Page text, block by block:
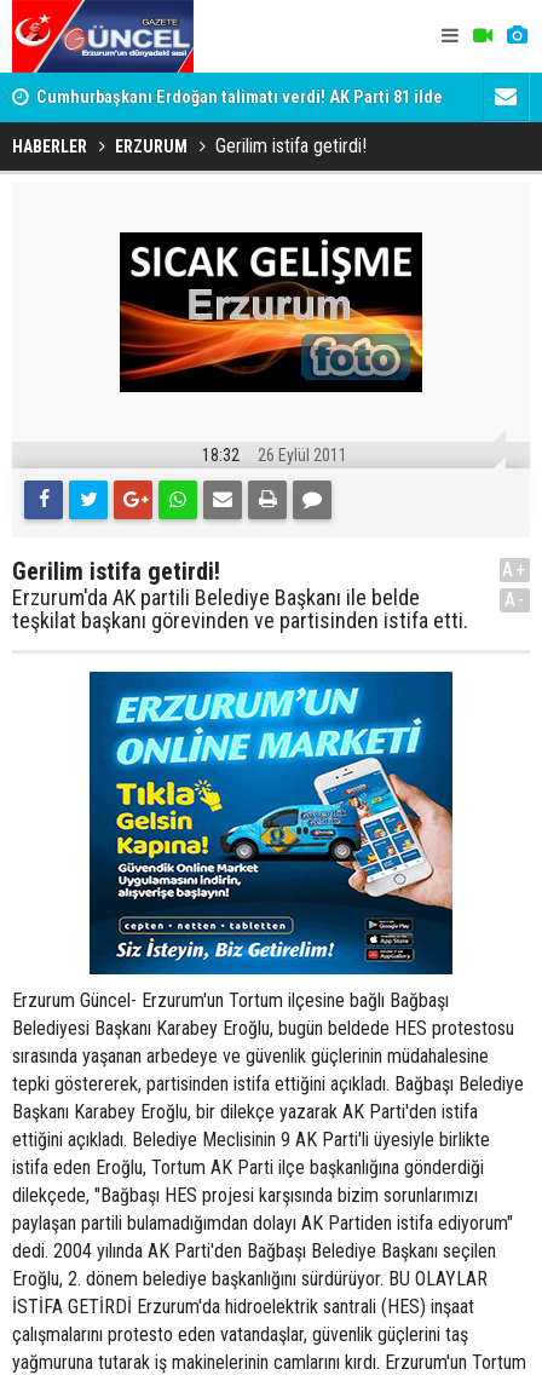
Cumhurbaşkanı Erdoğan talimatı verdi! AK Parti 81 ilde
sahaya iniyor
Genç
HABERLER ERZURUM Gerilim istifa getirdi!
18:32 26 Eylül 2011
Gerilim istifa getirdi!
Erzurum'da AK partili Belediye Başkanı ile belde
teşkilat başkanı görevinden ve partisinden istifa etti.
A+
A-
Erzurum Güncel- Erzurum'un Tortum ilçesine bağlı Bağbaşı
Belediyesi Başkanı Karabey Eroğlu, bugün beldede HES protestosu
sırasında yaşanan arbedeye ve güvenlik güçlerinin müdahalesine
tepki göstererek, partisinden istifa ettiğini açıkladı. Bağbaşı Belediye
Başkanı Karabey Eroğlu, bir dilekçe yazarak AK Parti'den istifa
ettiğini açıkladı. Belediye Meclisinin 9 AK Parti'li üyesiyle birlikte
istifa eden Eroğlu, Tortum AK Parti ilçe başkanlığına gönderdiği
dilekçede, "Bağbaşı HES projesi karşısında bizim sorunlarımızı
paylaşan partili bulamadığımdan dolayı AK Partiden istifa ediyorum"
dedi. 2004 yılında AK Parti'den Bağbaşı Belediye Başkanı seçilen
Eroğlu, 2. dönem belediye başkanlığını sürdürüyor. BU OLAYLAR
İSTİFA GETİRDİ Erzurum'da hidroelektrik santrali (HES) inşaat
çalışmalarını protesto eden vatandaşlar, güvenlik güçlerini taş
yağmuruna tutarak iş makinelerinin camlarını kırdı. Erzurum'un Tortum